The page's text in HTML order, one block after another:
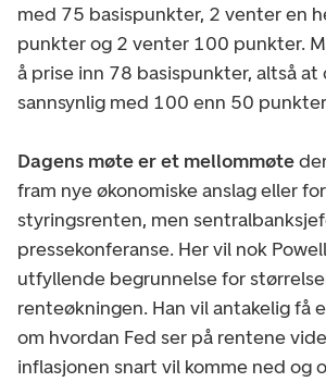
med 75 basispunkter, 2 venter en
punkter og 2 venter 100 punkter.
å prise inn 78 basispunkter, altså
sannsynlig med 100 enn 50
Dagens møte er et mellommøte
fram nye økonomiske anslag eller
styringsrenten, men
pressekonferanse. Her vil nok
utfyllende begrunnelse for
renteøkningen. Han vil antakelig få
om hvordan Fed ser på rentene
inflasjonen snart vil komme ned og